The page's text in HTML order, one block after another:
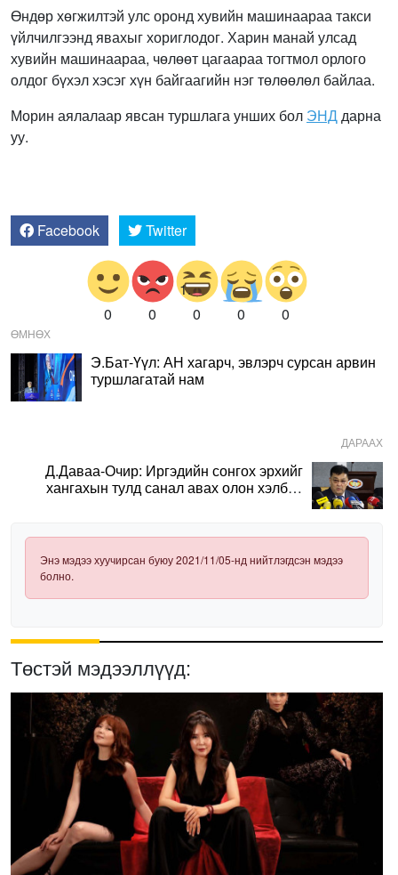
Өндөр хөгжилтэй улс оронд хувийн машинаараа такси
үйлчилгээнд явахыг хориглодог. Харин манай улсад
хувийн машинаараа, чөлөөт цагаараа тогтмол орлого
олдог бүхэл хэсэг хүн байгаагийн нэг төлөөлөл байлаа.
Морин аялалаар явсан туршлага унших бол ЭНДдарна
уу.
Facebook Twitter
0 0 0 0 0
ӨМНӨХ
Э.Бат-Үүл: АН хагарч, эвлэрч сурсан арвин
туршлагатай нам
ДАРААХ
Д.Даваа-Очир: Иргэдийн сонгох эрхийг
хангахын тулд санал авах олон хэлбэр
Энэ мэдээ хуучирсан буюу 2021/11/05-нд нийтлэгдсэн мэдээ
болно.
Төстэй мэдээллүүд: